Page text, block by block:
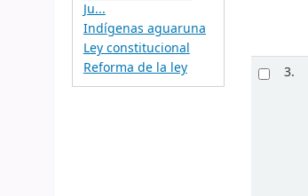
Ju...
Indígenas aguaruna
Ley constitucional
Reforma de la ley
3.